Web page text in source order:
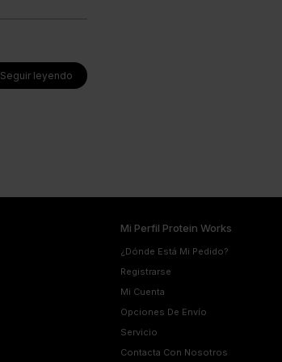
Seguir leyendo
Mi Perfil Protein Works
¿Dónde Está Mi Pedido?
Registrarse
Mi Cuenta
Opciones De Envío
Servicio
Contacta Con Nosotros